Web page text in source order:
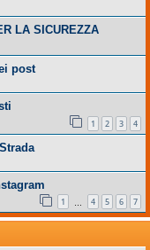
LA SICUREZZA
post
1 2 3 4
1 4 5 6 7